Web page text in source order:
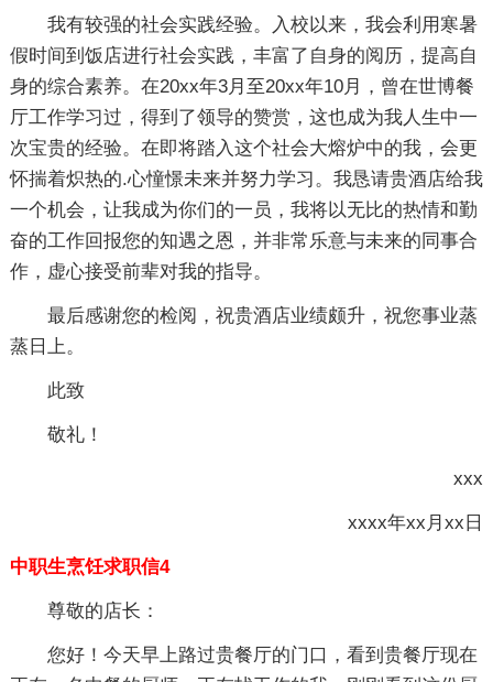
我有较强的社会实践经验。入校以来，我会利用寒暑
假时间到饭店进行社会实践，丰富了自身的阅历，提高自
身的综合素养。在20xx年3月至20xx年10月，曾在世博餐
厅工作学习过，得到了领导的赞赏，这也成为我人生中一
次宝贵的经验。在即将踏入这个社会大熔炉中的我，会更
怀揣着炽热的.心憧憬未来并努力学习。我恳请贵酒店给我
一个机会，让我成为你们的一员，我将以无比的热情和勤
奋的工作回报您的知遇之恩，并非常乐意与未来的同事合
作，虚心接受前辈对我的指导。
最后感谢您的检阅，祝贵酒店业绩颇升，祝您事业蒸
蒸日上。
此致
敬礼！
xxx
xxxx年xx月xx日
中职生烹饪求职信4
尊敬的店长：
您好！今天早上路过贵餐厅的门口，看到贵餐厅现在